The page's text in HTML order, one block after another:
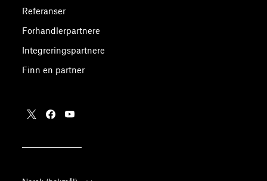
Referanser
Forhandlerpartnere
Integreringspartnere
Finn en partner